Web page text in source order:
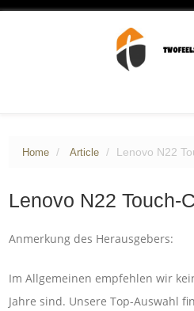
Home Article Lenovo N22
Lenovo N22 Touch-
Anmerkung des Herausgebers:
Im Allgemeinen empfehlen wir
Jahre sind. Unsere Top-Auswahl